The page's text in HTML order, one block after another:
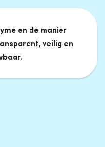
en de manier
veilig en